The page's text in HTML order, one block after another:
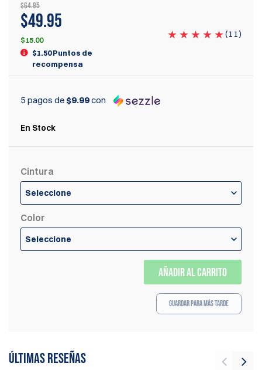
$64.95
$49.95
$15.00
$1.50 Puntos de
recompensa
(11)
5 pagos de $9.99con
En Stock
Cintura
Seleccione
Color
Seleccione
AÑADIR AL CARRITO
Guardar para más tarde
Últimas reseñas